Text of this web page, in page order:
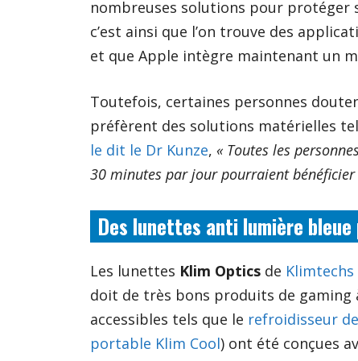
nombreuses solutions pour protéger
c’est ainsi que l’on trouve des
et que Apple intègre maintenant un
Toutefois, certaines personnes
préfèrent des solutions matérielles
le dit le Dr Kunze, « Toutes les
30 minutes par jour pourraient
Des lunettes anti lumière
Les lunettes Klim Optics de Klimtechs
doit de très bons produits de gaming
accessibles tels que le refroidisseur
portable Klim Cool) ont été conçues